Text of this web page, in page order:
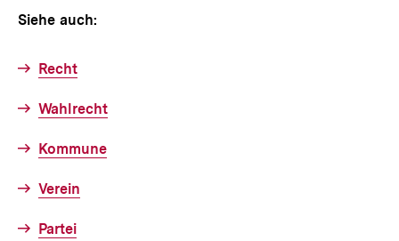
Siehe auch:
Recht
Wahlrecht
Kommune
Verein
Partei